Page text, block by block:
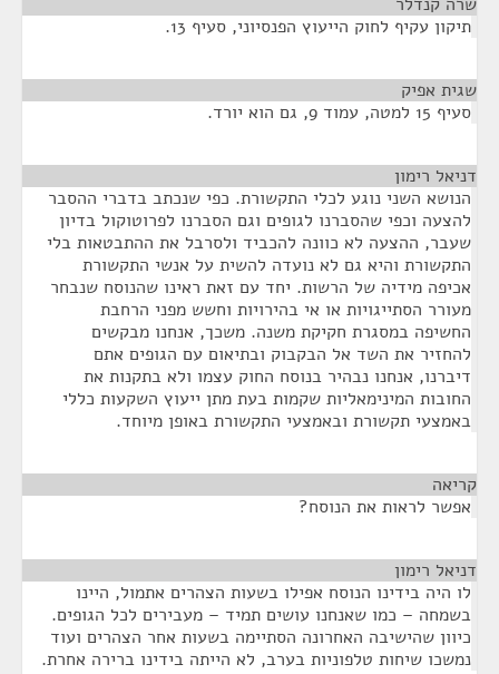
תיקון עקיף לחוק הייעוץ הפנסיוני, סעיף 13.
שגית אפיק
סעיף 15 למטה, עמוד 9, גם הוא יורד.
דניאל רימון
הנושא השני נוגע לכלי התקשורת. כפי שנכתב בדברי ההסבר
להצעה וכפי שהסברנו לגופים וגם הסברנו לפרוטוקול בדיון
שעבר, ההצעה לא כוונה להכביד ולסרבל את ההתבטאות בלי
התקשורת והיא גם לא נועדה להשית על אנשי התקשורת
אכיפה מידיה של הרשות. יחד עם זאת ראינו שהנוסח שנבחר
מעורר הסתייגויות או אי בהירויות וחשש מפני הרחבת
החשיפה במסגרת חקיקת משנה. משכך, אנחנו מבקשים
להחזיר את השד אל הבקבוק ובתיאום עם הגופים אתם
דיברנו, אנחנו נבהיר בנוסח החוק עצמו ולא בתקנות את
החובות המינימאליות שקמות בעת מתן ייעוץ השקעות כללי
באמצעי תקשורת ובאמצעי התקשורת באופן מיוחד.
קריאה
אפשר לראות את הנוסח?
דניאל רימון
לו היה בידינו הנוסח אפילו בשעות הצהרים אתמול, היינו
בשמחה – כמו שאנחנו עושים תמיד – מעבירים לכל הגופים.
כיוון שהישיבה האחרונה הסתיימה בשעות אחר הצהרים ועוד
נמשכו שיחות טלפוניות בערב, לא הייתה בידינו ברירה אחרת.